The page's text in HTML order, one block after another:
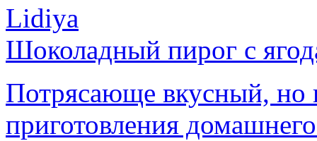
Lidiya
Шоколадный пирог с
Потрясающе вкусный, но
приготовления